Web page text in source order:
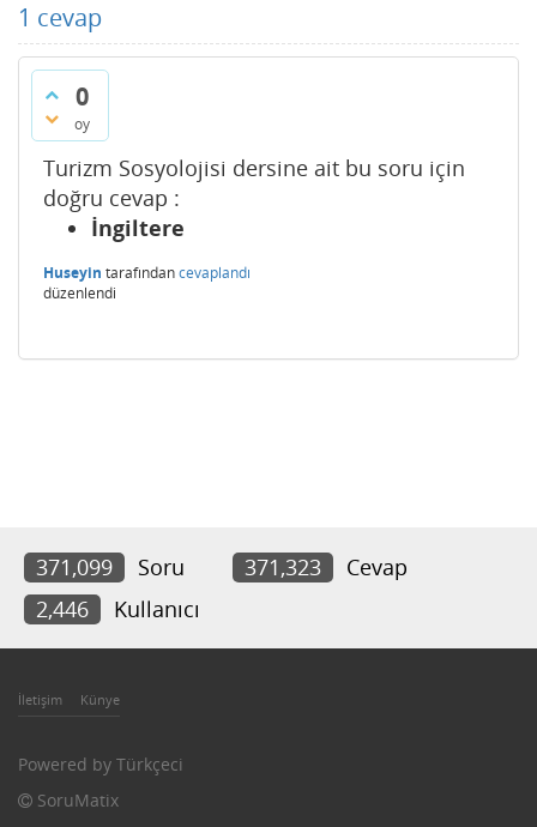
1 cevap
0
oy
Turizm Sosyolojisi dersine ait bu soru için
doğru cevap :
İngiltere
Huseyin tarafındancevaplandı
düzenlendi
371,099 Soru 371,323
Cevap
2,446
Kullanıcı
İletişim Künye
Powered by Türkçeci
SoruMatix